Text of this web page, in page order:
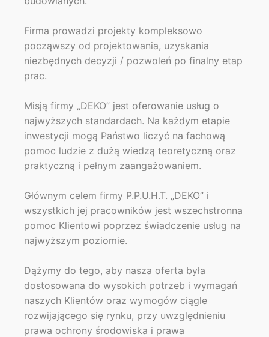
Firma prowadzi projekty kompleksowo
począwszy od projektowania, uzyskania
niezbędnych decyzji / pozwoleń po finalny etap
prac.
Misją firmy „DEKO” jest oferowanie usług o
najwyższych standardach. Na każdym etapie
inwestycji mogą Państwo liczyć na fachową
pomoc ludzie z dużą wiedzą teoretyczną oraz
praktyczną i pełnym zaangażowaniem.
Głównym celem firmy P.P.U.H.T. „DEKO” i
wszystkich jej pracowników jest wszechstronna
pomoc Klientowi poprzez świadczenie usług na
najwyższym poziomie.
Dążymy do tego, aby nasza oferta była
dostosowana do wysokich potrzeb i wymagań
naszych Klientów oraz wymogów ciągle
rozwijającego się rynku, przy uwzględnieniu
prawa ochrony środowiska i prawa